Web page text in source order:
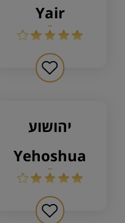
yair
יהושוע
yehoshua